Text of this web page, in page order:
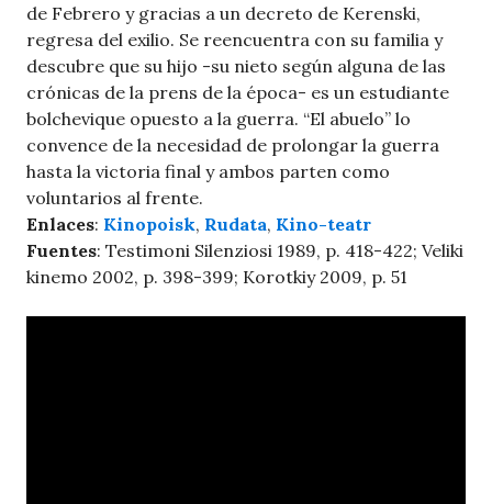
de Febrero y gracias a un decreto de Kerenski,
regresa del exilio. Se reencuentra con su familia y
descubre que su hijo -su nieto según alguna de las
crónicas de la prens de la época- es un estudiante
bolchevique opuesto a la guerra. “El abuelo” lo
convence de la necesidad de prolongar la guerra
hasta la victoria final y ambos parten como
voluntarios al frente.
Enlaces: Kinopoisk, Rudata, Kino-teatr
Fuentes: Testimoni Silenziosi 1989, p. 418-422; Veliki
kinemo 2002, p. 398-399; Korotkiy 2009, p. 51